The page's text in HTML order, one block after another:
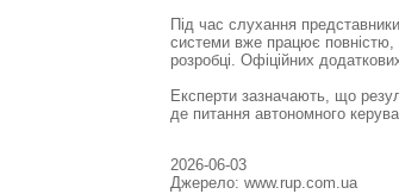
Під час слухання
системи вже працює повністю,
розробці. Офіційних
Експерти зазначають, що
де питання автономного
2026-06-03
Джерело: www.rup.com.ua